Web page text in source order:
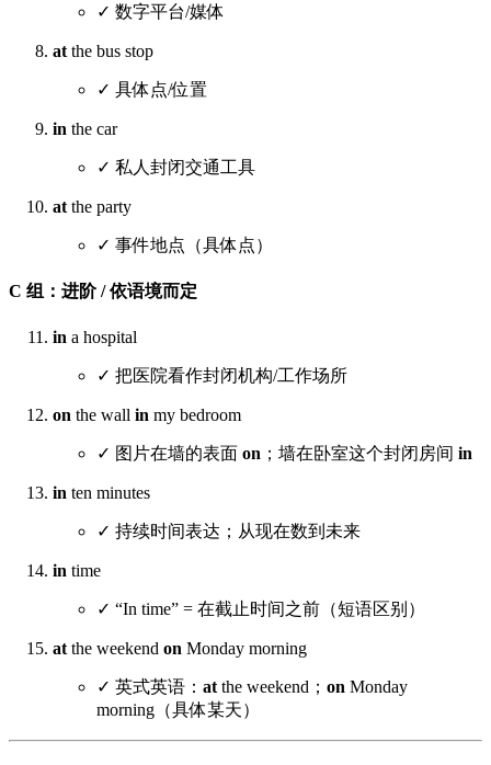
✓ 数字平台/媒体
at the bus stop
✓ 具体点/位置
in the car
✓ 私人封闭交通工具
at the party
✓ 事件地点（具体点）
C 组：进阶 / 依语境而定
in a hospital
✓ 把医院看作封闭机构/工作场所
on the wall in my bedroom
✓ 图片在墙的表面 on ；墙在卧室这个封闭房间 in
in ten minutes
✓ 持续时间表达；从现在数到未来
in time
✓ “In time” = 在截止时间之前（短语区别）
at the weekend on Monday morning
✓ 英式英语： at the weekend； on Monday
morning（具体某天）